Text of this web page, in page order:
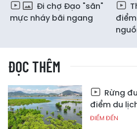
Đi chợ Đạo "săn"
mực nháy bãi ngang
ĐỌC THÊM
Rừng
điểm du
ĐIỂM ĐẾN